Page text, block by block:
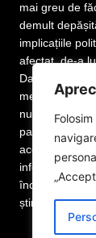
mai greu de
demult
implicațiile
afectat, de-a
Dar nu este
merită atenția
nu și-au uitat
pasionați de
această
informații din
început de
știrea exactă.